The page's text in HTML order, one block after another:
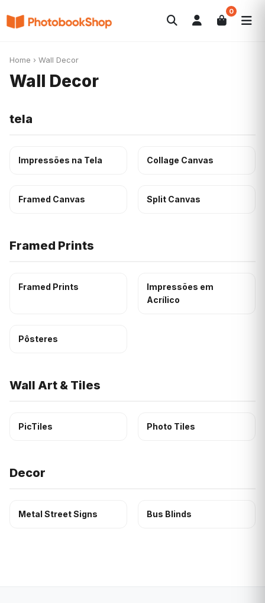
0
Search
Foto-Presentes
Home › Wall Decor
Wall Decor
tela
Impressões na Tela Collage Canvas
Framed Canvas Split Canvas
Framed Prints
Framed Prints
Impressões em
Acrílico
Pôsteres
Wall Art & Tiles
PicTiles Photo Tiles
Decor
Metal Street Signs Bus Blinds